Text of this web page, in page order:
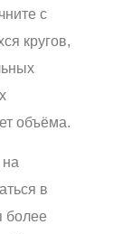
с
кругов,
объёма.
в
более